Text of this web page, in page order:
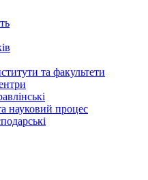
та факультети
науковий процес